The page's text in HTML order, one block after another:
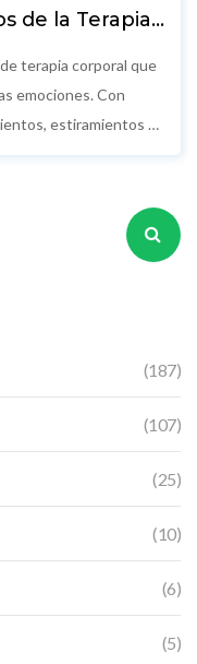
de la Terapia
terapia corporal que
emociones. Con
estiramientos y
la filosofía
vida diaria.
(187)
(107)
(25)
(10)
(6)
(5)